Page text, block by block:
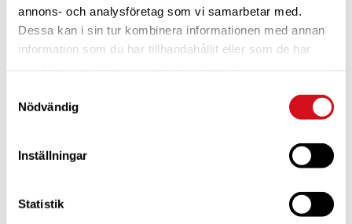
annons- och analysföretag som vi samarbetar med.
Dessa kan i sin tur kombinera informationen med annan
information som du har tillhandahållit eller som de har
Nödvändig
Inställningar
Statistik